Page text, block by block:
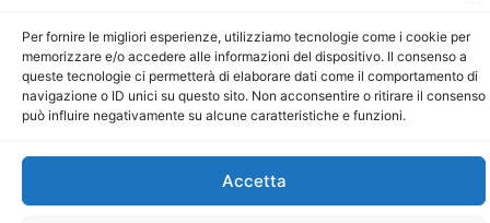
Per fornire le migliori esperienze, utilizziamo tecnologie come i cookie per
memorizzare e/o accedere alle informazioni del dispositivo. Il consenso a
queste tecnologie ci permetterà di elaborare dati come il comportamento di
navigazione o ID unici su questo sito. Non acconsentire o ritirare il consenso
può influire negativamente su alcune caratteristiche e funzioni.
Accetta